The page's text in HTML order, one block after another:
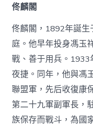
佟麟閣
佟麟閣，1892年誕
庭。他早年投身馮玉
戰、善于用兵。
夜捷。同年，他與馮
聯盟軍，先后收復康
第二十九軍副軍長，
族保存而戰斗，為國